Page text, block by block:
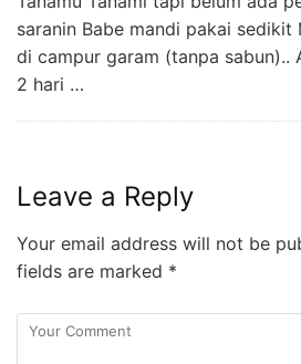
saranin Babe mandi pakai sedikit
di campur garam (tanpa sabun)..
2 hari …
Leave a Reply
Your email address will not be
fields are marked *